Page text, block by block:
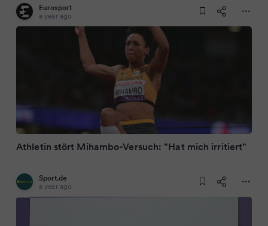
Eurosport
a year ago
Athletin stört Mihambo-Versuch: "Hat mich irritiert"
Sport.de
a year ago